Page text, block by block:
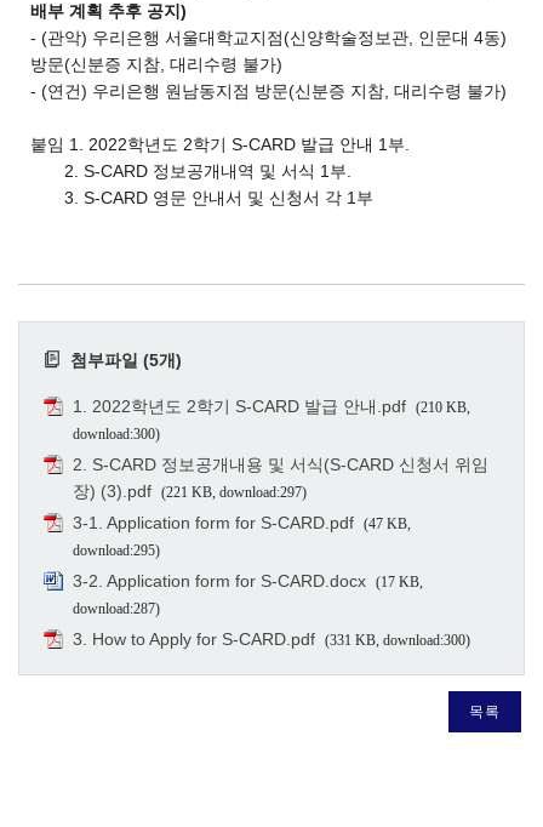
배부 계획 추후 공지)
- (관악) 우리은행 서울대학교지점(신양학술정보관, 인문대 4동)
방문(신분증 지참, 대리수령 불가)
- (연건) 우리은행 원남동지점 방문(신분증 지참, 대리수령 불가)
붙임 1. 2022학년도 2학기 S-CARD 발급 안내 1부.
2. S-CARD 정보공개내역 및 서식 1부.
3. S-CARD 영문 안내서 및 신청서 각 1부
첨부파일 (5개)
1. 2022학년도 2학기 S-CARD 발급 안내.pdf (210 KB,
download:300)
2. S-CARD 정보공개내용 및 서식(S-CARD 신청서 위임
장) (3).pdf (221 KB, download:297)
3-1. Application form for S-CARD.pdf (47 KB,
download:295)
3-2. Application form for S-CARD.docx (17 KB,
download:287)
3. How to Apply for S-CARD.pdf (331 KB, download:300)
목록